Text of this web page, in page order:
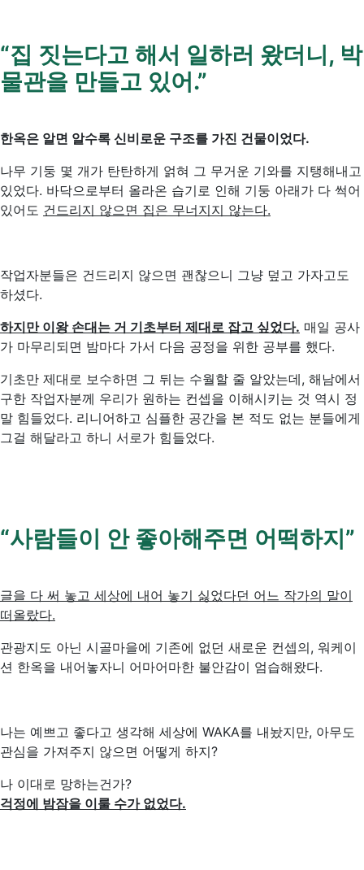
“집 짓는다고 해서 일하러 왔더니, 박
물관을 만들고 있어.”
한옥은 알면 알수록 신비로운 구조를 가진 건물이었다.
나무 기둥 몇 개가 탄탄하게 얽혀 그 무거운 기와를 지탱해내고
있었다. 바닥으로부터 올라온 습기로 인해 기둥 아래가 다 썩어
있어도 건드리지 않으면 집은 무너지지 않는다.
작업자분들은 건드리지 않으면 괜찮으니 그냥 덮고 가자고도
하셨다.
하지만 이왕 손대는 거 기초부터 제대로 잡고 싶었다. 매일 공사
가 마무리되면 밤마다 가서 다음 공정을 위한 공부를 했다.
기초만 제대로 보수하면 그 뒤는 수월할 줄 알았는데, 해남에서
구한 작업자분께 우리가 원하는 컨셉을 이해시키는 것 역시 정
말 힘들었다. 리니어하고 심플한 공간을 본 적도 없는 분들에게
그걸 해달라고 하니 서로가 힘들었다.
“사람들이 안 좋아해주면 어떡하지”
글을 다 써 놓고 세상에 내어 놓기 싫었다던 어느 작가의 말이
떠올랐다.
관광지도 아닌 시골마을에 기존에 없던 새로운 컨셉의, 워케이
션 한옥을 내어놓자니 어마어마한 불안감이 엄습해왔다.
나는 예쁘고 좋다고 생각해 세상에 WAKA를 내놨지만, 아무도
관심을 가져주지 않으면 어떻게 하지?
나 이대로 망하는건가?
걱정에 밤잠을 이룰 수가 없었다.